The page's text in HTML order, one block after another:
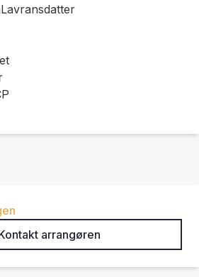
arrangøren